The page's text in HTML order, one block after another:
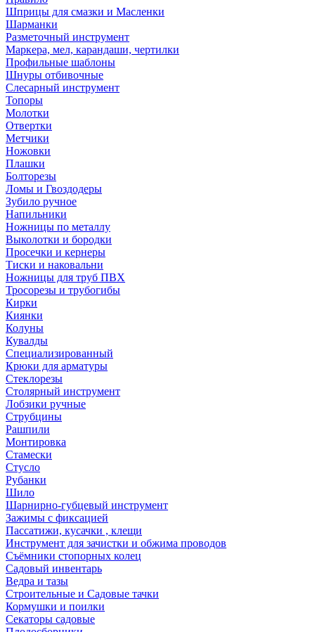
Шприцы для смазки и Масленки
Шарманки
Разметочный инструмент
Маркера, мел, карандаши, чертилки
Профильные шаблоны
Шнуры отбивочные
Слесарный инструмент
Топоры
Молотки
Отвертки
Метчики
Ножовки
Плашки
Болторезы
Ломы и Гвоздодеры
Зубило ручное
Напильники
Ножницы по металлу
Выколотки и бородки
Просечки и кернеры
Тиски и наковальни
Ножницы для труб ПВХ
Тросорезы и трубогибы
Кирки
Киянки
Колуны
Кувалды
Специализированный
Крюки для арматуры
Стеклорезы
Столярный инструмент
Лобзики ручные
Струбцины
Рашпили
Монтировка
Стамески
Стусло
Рубанки
Шило
Шарнирно-губцевый инструмент
Зажимы с фиксацией
Пассатижи, кусачки , клещи
Инструмент для зачистки и обжима проводов
Съёмники стопорных колец
Садовый инвентарь
Ведра и тазы
Строительные и Садовые тачки
Кормушки и поилки
Секаторы садовые